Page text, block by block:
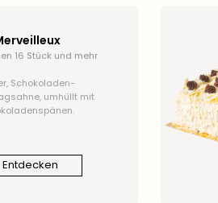
16 Stück und mehr
Schokoladen-
umhüllt mit
Entdecken